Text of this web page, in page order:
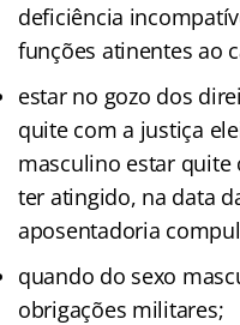
deficiência
funções atinentes ao
estar no gozo dos
quite com a justiça
masculino estar
ter atingido, na data
aposentadoria
quando do sexo
obrigações militares;